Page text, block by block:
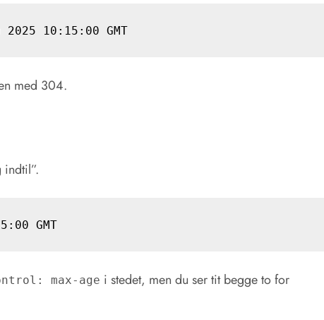
If-Modified-Since: Tue, 21 Jan 2025 10:15:00 GMT
med 304.
Expires: Wed, 22 Jan 2025 10:15:00 GMT
max-age i stedet, men du ser tit begge to for